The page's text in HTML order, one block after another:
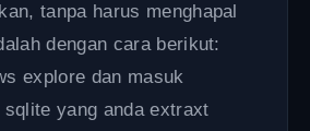
tanpa harus menghapal
dengan cara berikut:
explore dan masuk
sqlite yang anda extraxt